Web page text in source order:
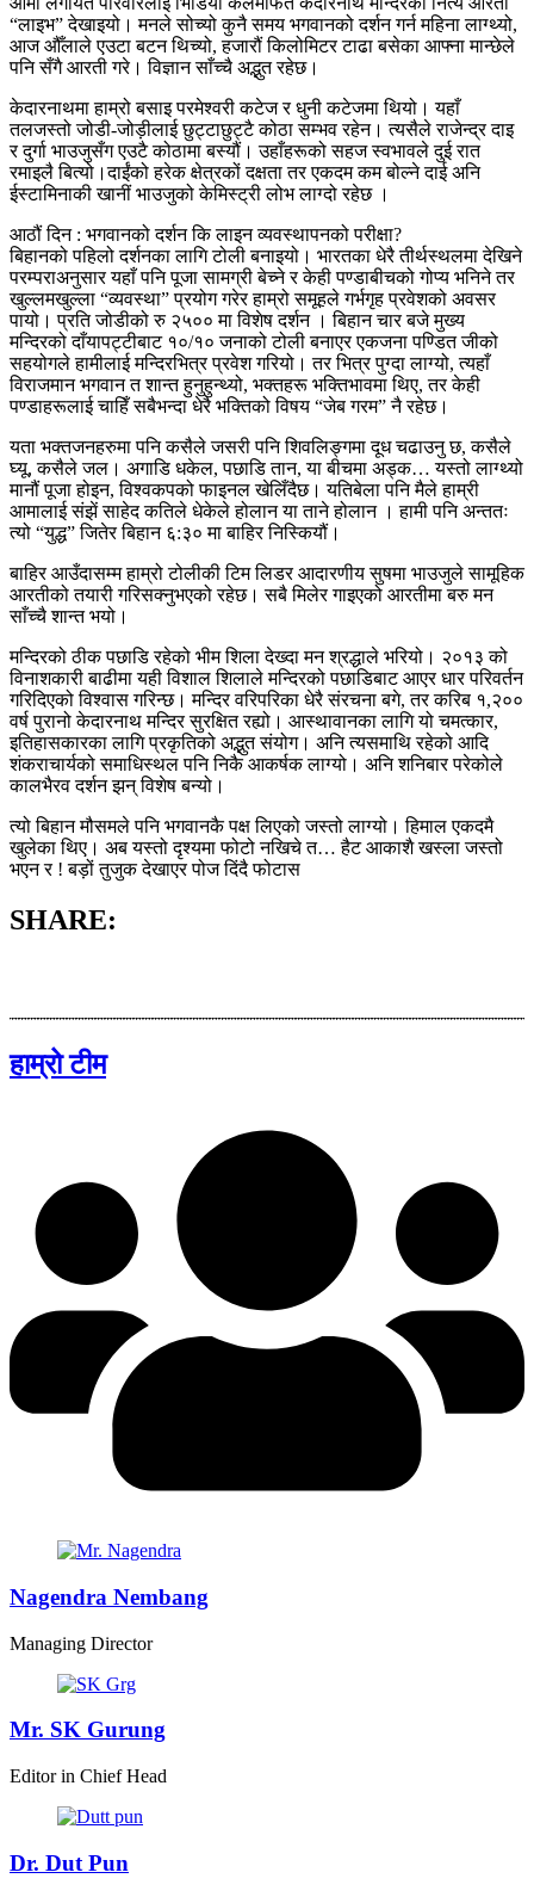
“लाइभ” देखाइयो। मनले सोच्यो कुनै समय भगवानको दर्शन गर्न महिना लाग्थ्यो,
आज औँलाले एउटा बटन थिच्यो, हजारौं किलोमिटर टाढा बसेका आफ्ना मान्छेले
पनि सँगै आरती गरे। विज्ञान साँच्चै अद्भुत रहेछ।
केदारनाथमा हाम्रो बसाइ परमेश्वरी कटेज र धुनी कटेजमा थियो। यहाँ
तलजस्तो जोडी-जोड़ीलाई छुट्टाछुट्टै कोठा सम्भव रहेन। त्यसैले राजेन्द्र दाइ
र दुर्गा भाउजुसँग एउटै कोठामा बस्यौं। उहाँहरूको सहज स्वभावले दुई रात
रमाइलै बित्यो।दाईंको हरेक क्षेत्रकों दक्षता तर एकदम कम बोल्ने दाई अनि
ईस्टामिनाकी खानीं भाउजुको केमिस्ट्री लोभ लाग्दो रहेछ ।
आठौं दिन : भगवानको दर्शन कि लाइन व्यवस्थापनको परीक्षा?
बिहानको पहिलो दर्शनका लागि टोली बनाइयो। भारतका धेरै तीर्थस्थलमा देखिने
परम्पराअनुसार यहाँ पनि पूजा सामग्री बेच्ने र केही पण्डाबीचको गोप्य भनिने तर
खुल्लमखुल्ला “व्यवस्था” प्रयोग गरेर हाम्रो समूहले गर्भगृह प्रवेशको अवसर
पायो। प्रति जोडीको रु २५०० मा विशेष दर्शन । बिहान चार बजे मुख्य
मन्दिरको दाँयापट्टीबाट १०/१० जनाको टोली बनाएर एकजना पण्डित जीको
सहयोगले हामीलाई मन्दिरभित्र प्रवेश गरियो। तर भित्र पुग्दा लाग्यो, त्यहाँ
विराजमान भगवान त शान्त हुनुहुन्थ्यो, भक्तहरू भक्तिभावमा थिए, तर केही
पण्डाहरूलाई चाहिँ सबैभन्दा धेरै भक्तिको विषय “जेब गरम” नै रहेछ।
यता भक्तजनहरुमा पनि कसैले जसरी पनि शिवलिङ्गमा दूध चढाउनु छ, कसैले
घ्यू, कसैले जल। अगाडि धकेल, पछाडि तान, या बीचमा अड्क… यस्तो लाग्थ्यो
मानौं पूजा होइन, विश्वकपको फाइनल खेलिँदैछ। यतिबेला पनि मैले हाम्री
आमालाई संझें साहेद कतिले धेकेले होलान या ताने होलान । हामी पनि अन्ततः
त्यो “युद्ध” जितेर बिहान ६:३० मा बाहिर निस्कियौं।
बाहिर आउँदासम्म हाम्रो टोलीकी टिम लिडर आदारणीय सुषमा भाउजुले सामूहिक
आरतीको तयारी गरिसक्नुभएको रहेछ। सबै मिलेर गाइएको आरतीमा बरु मन
साँच्चै शान्त भयो।
मन्दिरको ठीक पछाडि रहेको भीम शिला देख्दा मन श्रद्धाले भरियो। २०१३ को
विनाशकारी बाढीमा यही विशाल शिलाले मन्दिरको पछाडिबाट आएर धार परिवर्तन
गरिदिएको विश्वास गरिन्छ। मन्दिर वरिपरिका धेरै संरचना बगे, तर करिब १,२००
वर्ष पुरानो केदारनाथ मन्दिर सुरक्षित रह्यो। आस्थावानका लागि यो चमत्कार,
इतिहासकारका लागि प्रकृतिको अद्भुत संयोग। अनि त्यसमाथि रहेको आदि
शंकराचार्यको समाधिस्थल पनि निकै आकर्षक लाग्यो। अनि शनिबार परेकोले
कालभैरव दर्शन झन् विशेष बन्यो।
त्यो बिहान मौसमले पनि भगवानकै पक्ष लिएको जस्तो लाग्यो। हिमाल एकदमै
खुलेका थिए। अब यस्तो दृश्यमा फोटो नखिचे त… हैट आकाशै खस्ला जस्तो
भएन र ! बड़ों तुजुक देखाएर पोज दिंदै फोटास
SHARE:
हाम्रो टीम
Nagendra Nembang
Managing Director
Mr. SK Gurung
Editor in Chief Head
Dr. Dut Pun